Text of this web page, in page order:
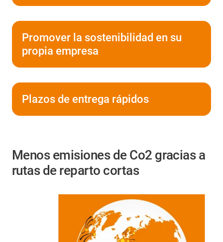
Promover la sostenibilidad en su
propia empresa
Plazos de entrega rápidos
Menos emisiones de Co2 gracias a
rutas de reparto cortas